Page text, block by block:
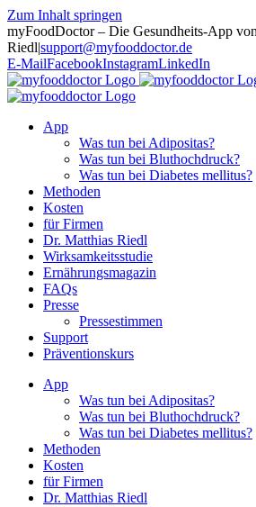
Zum Inhalt springen
myFoodDoctor – Die Gesundheits-App
Riedl|support@myfooddoctor.de
E-MailFacebookInstagramLinkedIn
App
Was tun bei Adipositas?
Was tun bei Bluthochdruck?
Was tun bei Diabetes mellitus?
Methoden
Kosten
für Firmen
Dr. Matthias Riedl
Wirksamkeitsstudie
Ernährungsmagazin
FAQs
Presse
Pressestimmen
Support
Präventionskurs
App
Was tun bei Adipositas?
Was tun bei Bluthochdruck?
Was tun bei Diabetes mellitus?
Methoden
Kosten
für Firmen
Dr. Matthias Riedl